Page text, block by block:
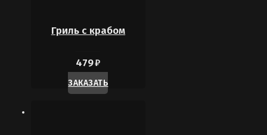
Гриль с крабом
479₽
ЗАКАЗАТЬ